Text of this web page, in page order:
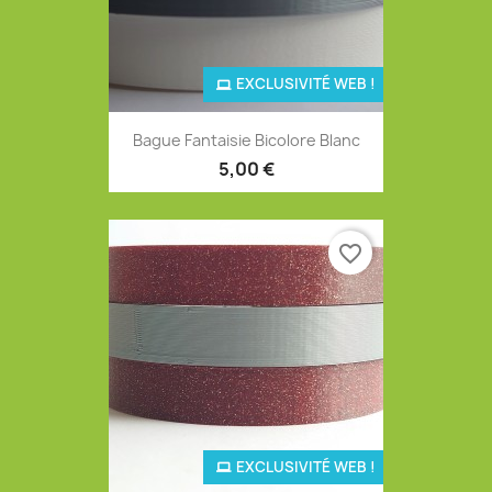
Bague Fantaisie Bicolore Blanc
5,00 €
EXCLUSIVITÉ WEB !
EXCLUSIVITÉ WEB !
favorite_border